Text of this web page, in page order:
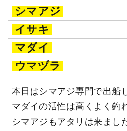
シマアジ
イサキ
マダイ
ウマヅラ
本日はシマアジ専門で出船
マダイの活性は高くよく釣
シマアジもアタリは来まし